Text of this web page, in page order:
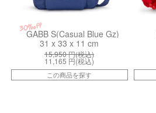
30%off
GABB S(Casual Blue Gz)
31 x 33 x 11 cm
15,950円(税込)
11,165 円(税込)
この商品を探す